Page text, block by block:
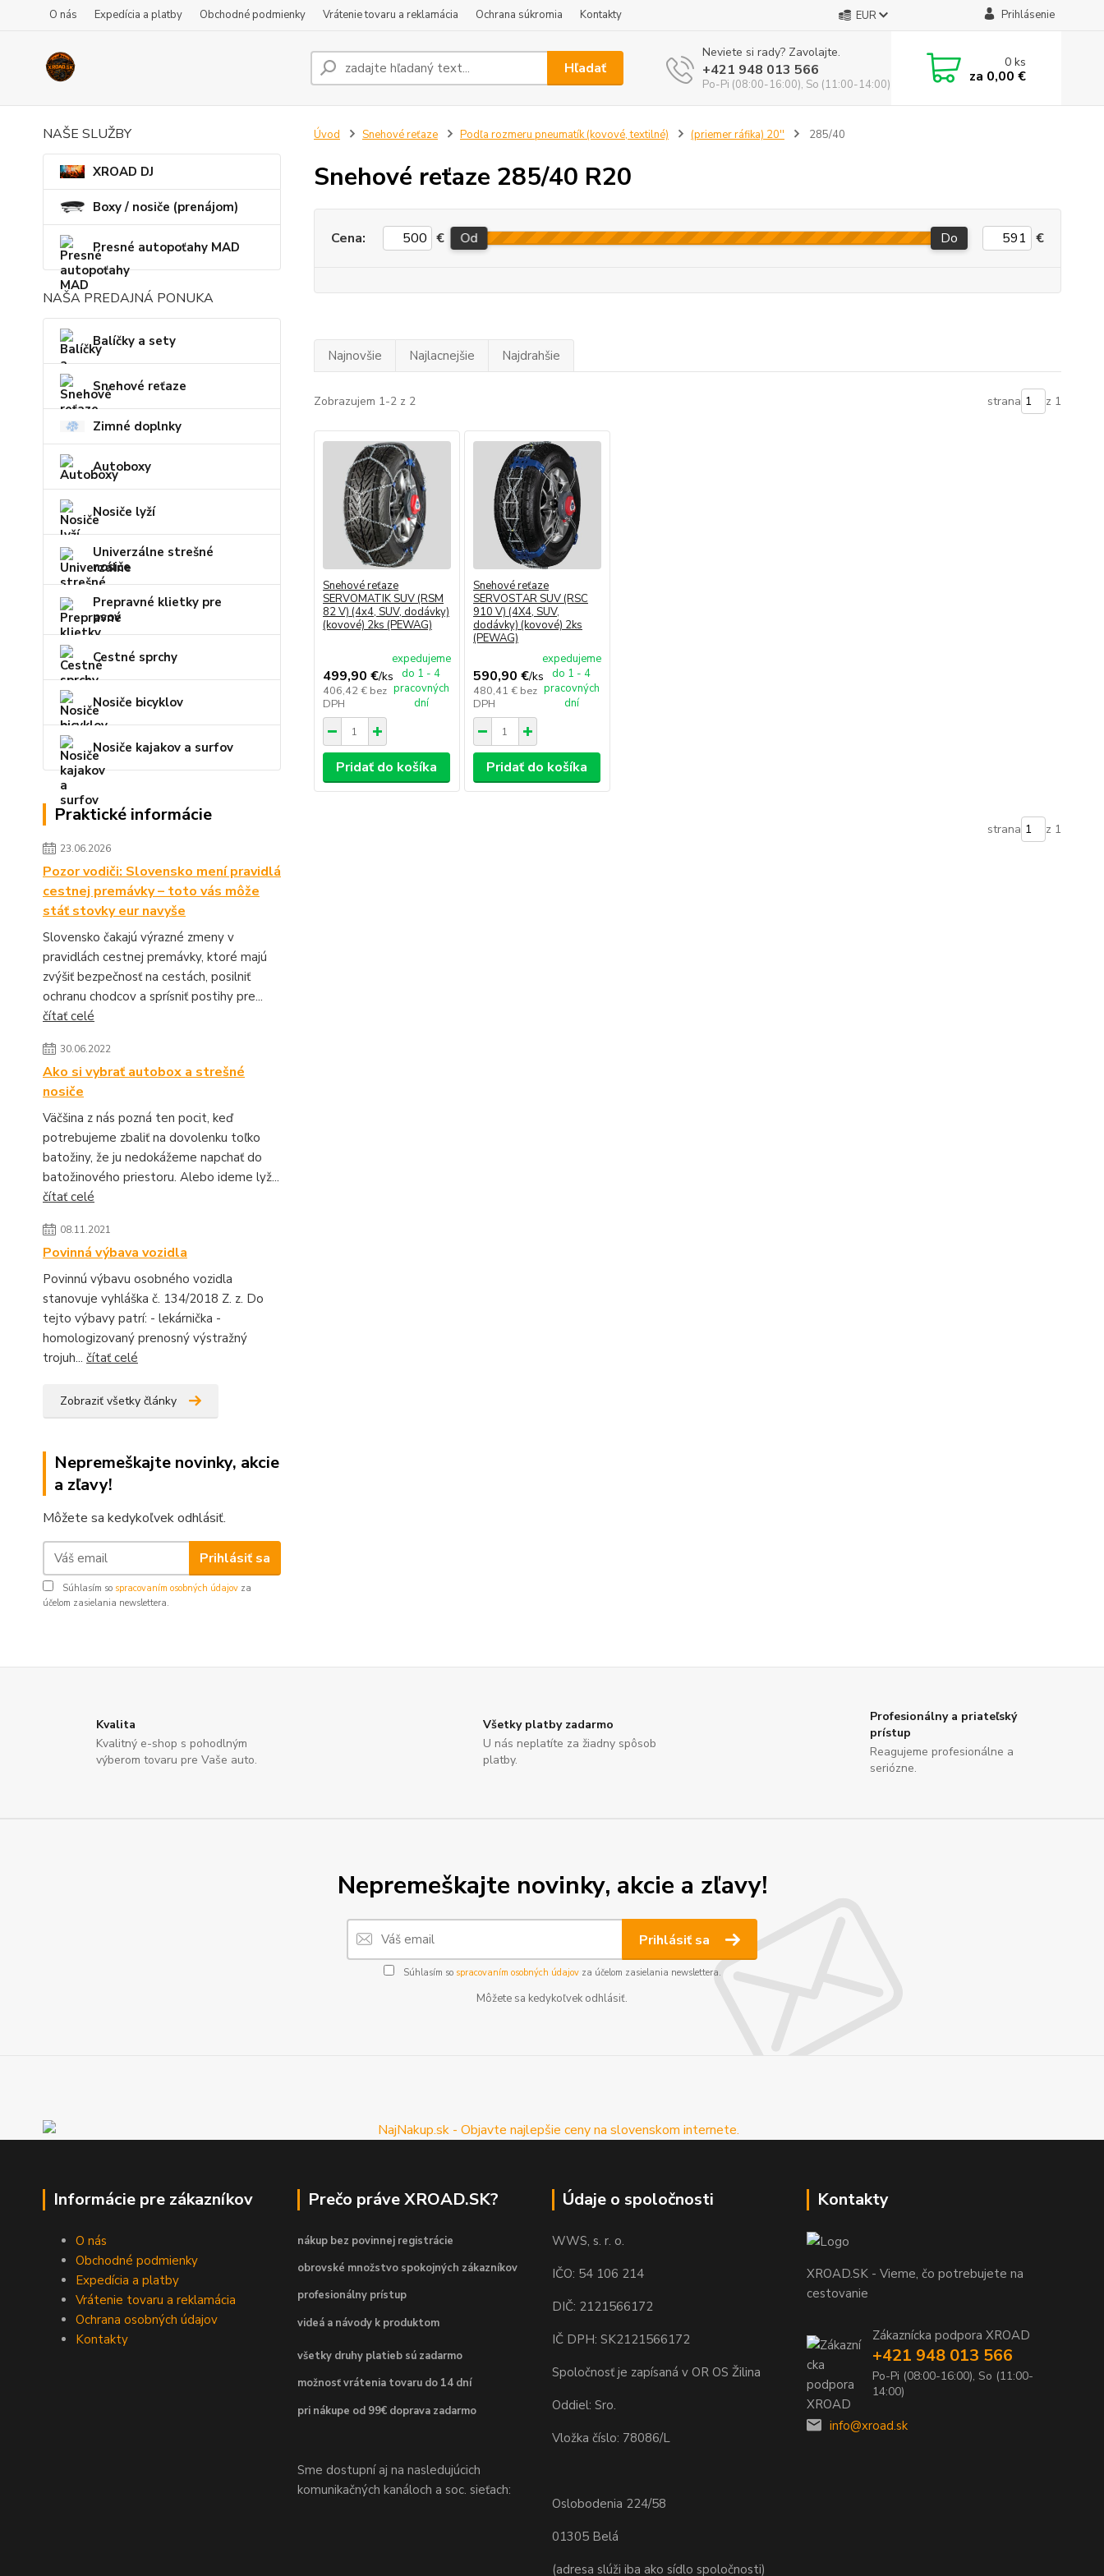
O nás Expedícia a platby Obchodné podmienky Vrátenie tovaru a reklamácia Ochrana súkromia Kontakty EUR Prihlásenie
Hľadať
Neviete si rady? Zavolajte.
+421 948 013 566
Po-Pi (08:00-16:00), So (11:00-14:00)
0ks
za 0,00 €
NAŠE SLUŽBY
XROAD DJ
Boxy / nosiče (prenájom)
Presné autopoťahy MAD
NAŠA PREDAJNÁ PONUKA
Balíčky a sety
Snehové reťaze
Zimné doplnky
Autoboxy
Nosiče lyží
Univerzálne strešné
nosiče
Prepravné klietky pre
psov
Cestné sprchy
Nosiče bicyklov
Nosiče kajakov a surfov
Praktické informácie
23.06.2026
Pozor vodiči: Slovensko mení pravidlá
cestnej premávky – toto vás môže
stáť stovky eur navyše
Slovensko čakajú výrazné zmeny v
pravidlách cestnej premávky, ktoré majú
zvýšiť bezpečnosť na cestách, posilniť
ochranu chodcov a sprísniť postihy pre...
čítať celé
30.06.2022
Ako si vybrať autobox a strešné
nosiče
Väčšina z nás pozná ten pocit, keď
potrebujeme zbaliť na dovolenku toľko
batožiny, že ju nedokážeme napchať do
batožinového priestoru. Alebo ideme lyž...
čítať celé
08.11.2021
Povinná výbava vozidla
Povinnú výbavu osobného vozidla
stanovuje vyhláška č. 134/2018 Z. z. Do
tejto výbavy patrí: - lekárnička -
homologizovaný prenosný výstražný
trojuh... čítať celé
Zobraziť všetky články
Nepremeškajte novinky, akcie
a zľavy!
Môžete sa kedykoľvek odhlásiť.
Prihlásiť sa
Súhlasím so spracovaním osobných údajov za
účelom zasielania newslettera.
Úvod Snehové reťaze Podľa rozmeru pneumatík (kovové, textilné) (priemer ráfika) 20'' 285/40
Snehové reťaze 285/40 R20
Cena: € Od Do €
Najnovšie Najlacnejšie Najdrahšie
Zobrazujem 1-2 z 2 strana z 1
Snehové reťaze
SERVOMATIK SUV (RSM
82 V) (4x4, SUV, dodávky)
(kovové) 2ks (PEWAG)
499,90 €/ks
406,42 € bez
DPH
expedujeme
do 1 - 4
pracovných
dní
Pridať do košíka
Snehové reťaze
SERVOSTAR SUV (RSC
910 V) (4X4, SUV,
dodávky) (kovové) 2ks
(PEWAG)
590,90 €/ks
480,41 € bez
DPH
expedujeme
do 1 - 4
pracovných
dní
Pridať do košíka
strana z 1
Kvalita
Kvalitný e-shop s pohodlným
výberom tovaru pre Vaše auto.
Všetky platby zadarmo
U nás neplatíte za žiadny spôsob
platby.
Profesionálny a priateľský
prístup
Reagujeme profesionálne a
seriózne.
Nepremeškajte novinky, akcie a zľavy!
Prihlásiť sa
Súhlasím so spracovaním osobných údajovza účelom zasielania newslettera.
Môžete sa kedykoľvek odhlásiť.
Informácie pre zákazníkov
O nás
Obchodné podmienky
Expedícia a platby
Vrátenie tovaru a reklamácia
Ochrana osobných údajov
Kontakty
Prečo práve XROAD.SK?
nákup bez povinnej registrácie
obrovské množstvo spokojných zákazníkov
profesionálny prístup
videá a návody k produktom
všetky druhy platieb sú zadarmo
možnosť vrátenia tovaru do 14 dní
pri nákupe od 99€ doprava zadarmo
Sme dostupní aj na nasledujúcich
komunikačných kanáloch a soc. sieťach:
Údaje o spoločnosti
WWS, s. r. o.
IČO: 54 106 214
DIČ: 2121566172
IČ DPH: SK2121566172
Spoločnosť je zapísaná v OR OS Žilina
Oddiel: Sro.
Vložka číslo: 78086/L
Oslobodenia 224/58
01305 Belá
(adresa slúži iba ako sídlo spoločnosti)
Kontakty
XROAD.SK - Vieme, čo potrebujete na
cestovanie
Zákaznícka podpora XROAD
+421 948 013 566
Po-Pi (08:00-16:00), So (11:00-
14:00)
info@xroad.sk